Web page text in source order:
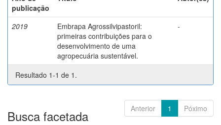
publicação
2019
Embrapa Agrossilvipastoril:
primeiras contribuições para o
desenvolvimento de uma
agropecuária sustentável.
-
Resultado 1-1 de 1.
Anterior 1 Póximo
Busca facetada